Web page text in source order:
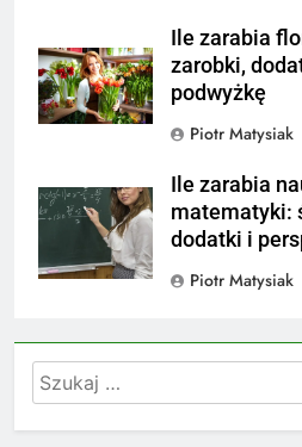
Ile zarabia
zarobki,
podwyżkę
Piotr Matysiak
Ile zarabia
matematyki:
dodatki i
Piotr Matysiak
Szukaj: